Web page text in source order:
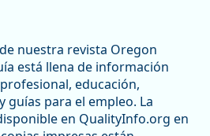
nuestra revista Oregon
está llena de información
educación,
guías para el empleo. La
en QualityInfo.org en